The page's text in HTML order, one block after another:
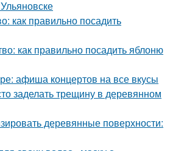
как правильно посадить
как правильно посадить яблоню
афиша концертов на все вкусы
заделать трещину в деревянном
деревянные поверхности: